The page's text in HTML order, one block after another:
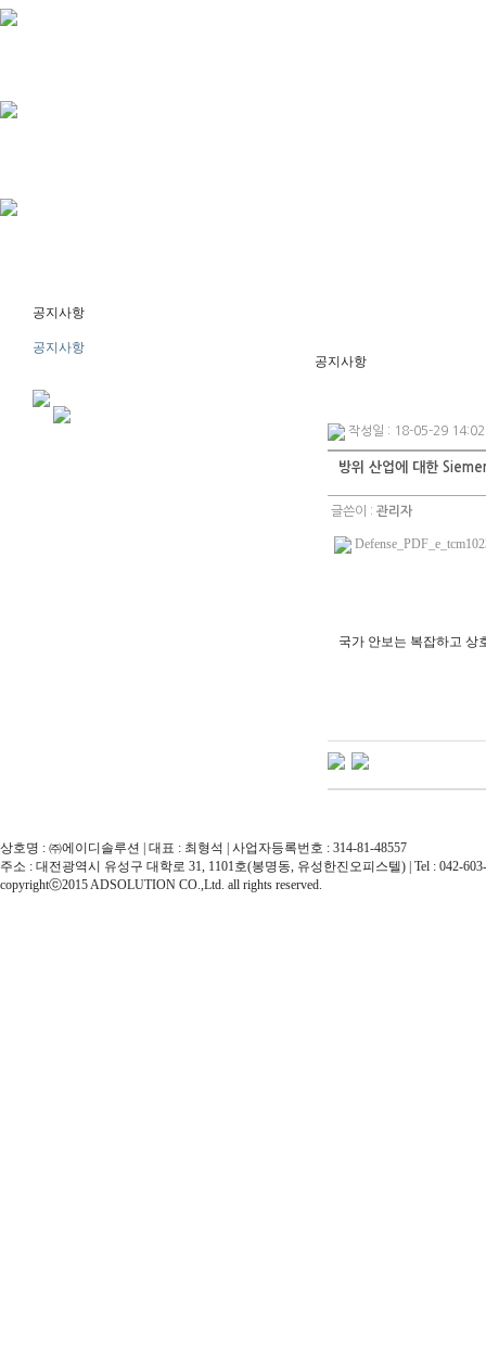
공지사항
공지사항
공지사항
작성일 : 18-05-29 14:02
방위 산업에 대한
글쓴이 : 관리자
국가 안보는 복잡하고 상
상호명 : ㈜에이디솔루션 | 대표 : 최형석 | 사업자등록번호 : 314-81-48557
주소 : 대전광역시 유성구 대학로 31, 1101호(봉명동, 유성한진오피스텔) | Tel : 042-603-
copyrightⓒ2015 ADSOLUTION CO.,Ltd. all rights reserved.